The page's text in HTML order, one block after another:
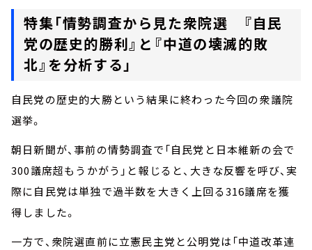
特集「情勢調査から見た衆院選 『自民
党の歴史的勝利』と『中道の壊滅的敗
北』を分析する」
自民党の歴史的大勝という結果に終わった今回の衆議院
選挙。
朝日新聞が、事前の情勢調査で「自民党と日本維新の会で
300議席超もうかがう」と報じると、大きな反響を呼び、実
際に自民党は単独で過半数を大きく上回る316議席を獲
得しました。
一方で、衆院選直前に立憲民主党と公明党は「中道改革連